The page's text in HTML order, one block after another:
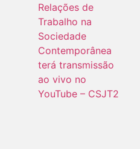
Relações de
Trabalho na
Sociedade
Contemporânea
terá transmissão
ao vivo no
YouTube – CSJT2